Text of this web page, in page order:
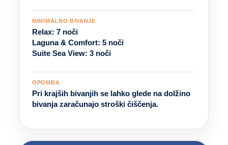
MINIMALNO BIVANJE
Relax: 7 noči
Laguna & Comfort: 5 noči
Suite Sea View: 3 noči
OPOMBA
Pri krajših bivanjih se lahko glede na dolžino
bivanja zaračunajo stroški čiščenja.